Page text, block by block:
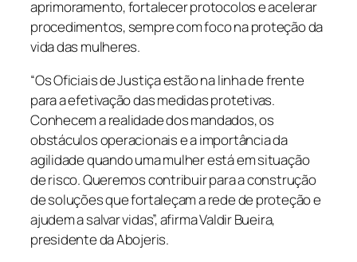
aprimoramento, fortalecer protocolos e acelerar
procedimentos, sempre com foco na proteção da
vida das mulheres.
“Os Oficiais de Justiça estão na linha de frente
para a efetivação das medidas protetivas.
Conhecem a realidade dos mandados, os
obstáculos operacionais e a importância da
agilidade quando uma mulher está em situação
de risco. Queremos contribuir para a construção
de soluções que fortaleçam a rede de proteção e
ajudem a salvar vidas”, afirma Valdir Bueira,
presidente da Abojeris.